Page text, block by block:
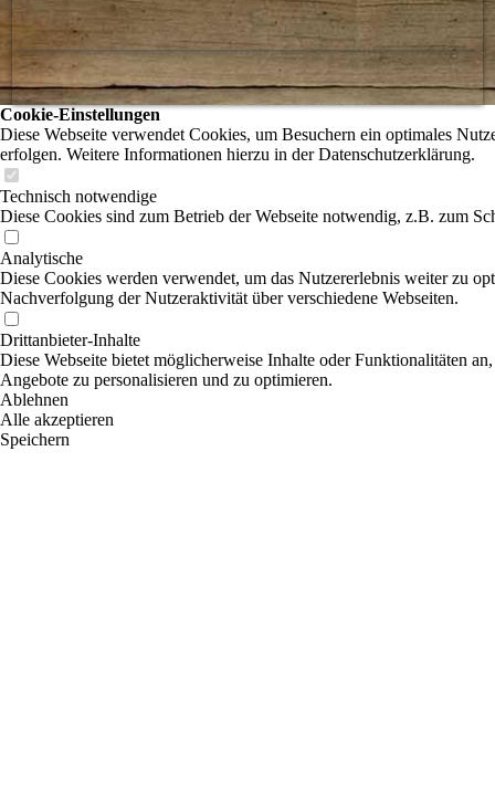
Cookie-Einstellungen
Diese Webseite verwendet Cookies, um Besuchern ein optimales
erfolgen. Weitere Informationen hierzu in der Datenschutzerklärung.
Technisch notwendige
Diese Cookies sind zum Betrieb der Webseite notwendig, z.B. zum
Analytische
Diese Cookies werden verwendet, um das Nutzererlebnis weiter zu
Nachverfolgung der Nutzeraktivität über verschiedene Webseiten.
Drittanbieter-Inhalte
Diese Webseite bietet möglicherweise Inhalte oder Funktionalitäten
Angebote zu personalisieren und zu optimieren.
Ablehnen
Alle akzeptieren
Speichern